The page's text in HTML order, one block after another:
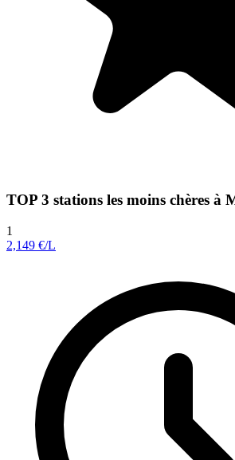
TOP 3 stations les moins chères à
1
2,149 €/L